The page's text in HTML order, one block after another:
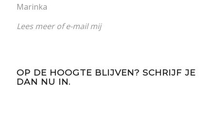
Marinka
Lees meerofe-mail mij
OP DE HOOGTE BLIJVEN? SCHRIJF JE
DAN NU IN.